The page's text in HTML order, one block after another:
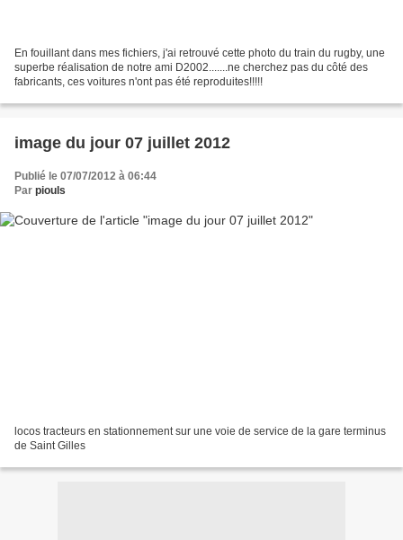
En fouillant dans mes fichiers, j'ai retrouvé cette photo du train du rugby, une
superbe réalisation de notre ami D2002.......ne cherchez pas du côté des
fabricants, ces voitures n'ont pas été reproduites!!!!!
image du jour 07 juillet 2012
Publié le 07/07/2012 à 06:44
Par piouls
locos tracteurs en stationnement sur une voie de service de la gare terminus
de Saint Gilles